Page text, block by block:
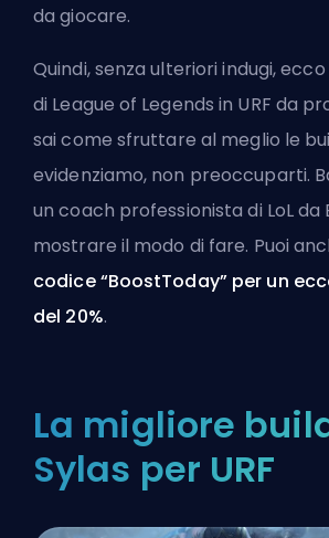
da giocare.
Quindi, senza ulteriori indugi,
di League of Legends in URF da
sai come sfruttare al meglio le
evidenziamo, non preoccuparti.
un coach professionista di LoL da
mostrare il modo di fare. Puoi
codice “BoostToday” per un
del 20%.
La migliore
Sylas per URF